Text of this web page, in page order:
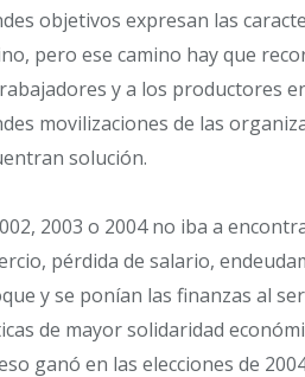
objetivos expresan las
pero ese camino hay que
y a los productores
movilizaciones de las
solución.
2003 o 2004 no iba a
pérdida de salario,
y se ponían las finanzas al
de mayor solidaridad
ganó en las elecciones de